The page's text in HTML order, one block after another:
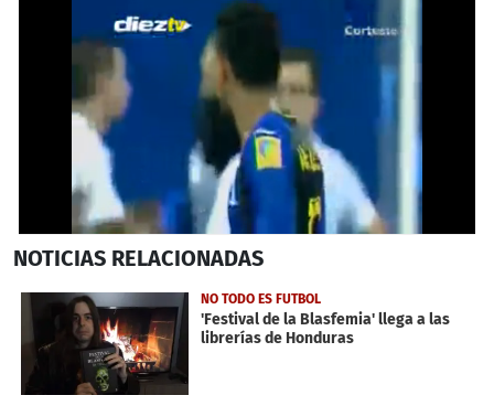
seconds
58
seconds
NOTICIAS RELACIONADAS
NO TODO ES FUTBOL
'Festival de la Blasfemia' llega a las
librerías de Honduras